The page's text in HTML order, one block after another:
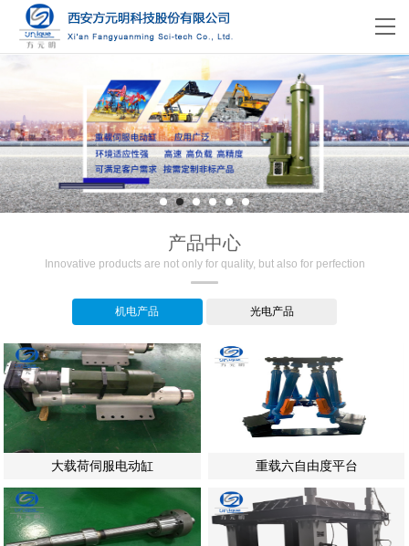
产品中心
Innovative products are not only for quality, but also for perfection
机电产品 光电产品
大载荷伺服电动缸 重载六自由度平台